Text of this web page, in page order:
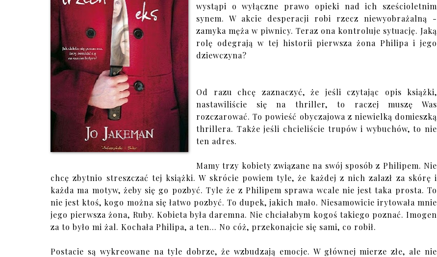
wystąpi o wyłączne prawo opieki nad ich sześcioletnim
synem. W akcie desperacji robi rzecz niewyobrażalną -
zamyka męża w piwnicy. Teraz ona kontroluje sytuację. Jaką
rolę odegrają w tej historii pierwsza żona Philipa i jego
dziewczyna?
Od razu chcę zaznaczyć, że jeśli czytając opis książki,
nastawiliście się na thriller, to raczej muszę Was
rozczarować. To powieść obyczajowa z niewielką domieszką
thrillera. Także jeśli chcieliście trupów i wybuchów, to nie
ten adres.
Mamy trzy kobiety związane na swój sposób z Philipem. Nie
chcę zbytnio streszczać tej książki. W skrócie powiem tyle, że każdej z nich zalazł za skórę i
każda ma motyw, żeby się go pozbyć. Tyle że z Philipem sprawa wcale nie jest taka prosta. To
nie jest ktoś, kogo można się łatwo pozbyć. To dupek, jakich mało. Niesamowicie irytowała mnie
jego pierwsza żona, Ruby. Kobieta była daremna. Nie chciałabym kogoś takiego poznać. Imogen
za to było mi żal. Kochała Philipa, a ten... No cóż, przekonajcie się sami, co robił.
Postacie są wykreowane na tyle dobrze, że wzbudzają emocje. W głównej mierze złe, ale nie